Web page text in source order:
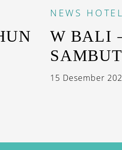
NEWS
W BALI
15 Desember